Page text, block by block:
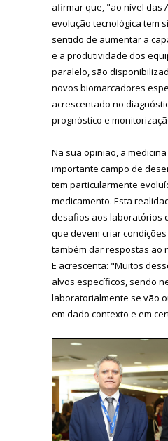
afirmar que, "ao nível das
evolução tecnológica tem
sentido de aumentar a
e a produtividade dos
paralelo, são
novos biomarcadores
acrescentado no
prognóstico e
Na sua opinião, a
importante campo de
tem particularmente
medicamento. Esta
desafios aos laboratórios
que devem criar
também dar respostas ao
E acrescenta: "Muitos
alvos específicos, sendo
laboratorialmente se vão
em dado contexto e em